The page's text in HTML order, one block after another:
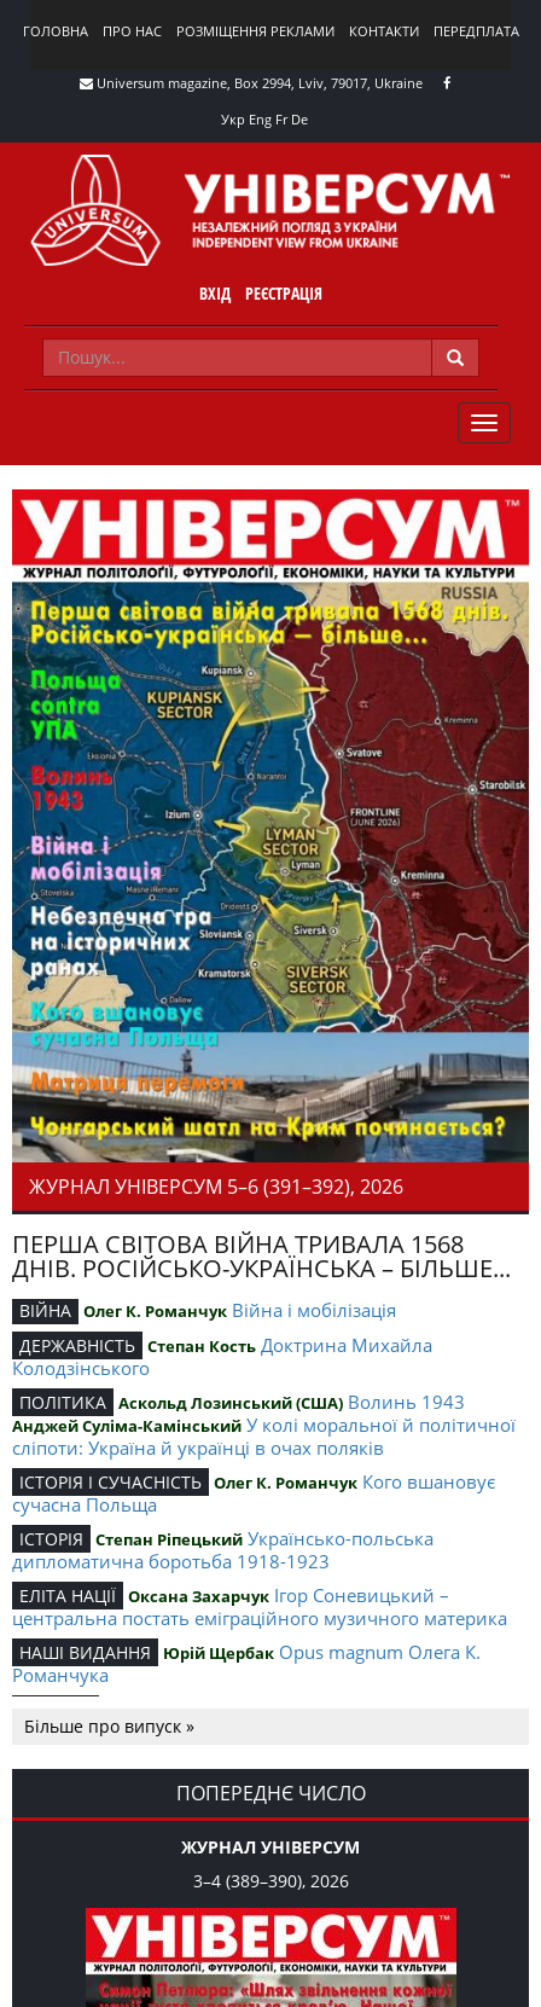
ГОЛОВНА ПРО НАС РОЗМІЩЕННЯ РЕКЛАМИ КОНТАКТИ ПЕРЕДПЛАТА
Universum magazine, Box 2994, Lviv, 79017, Ukraine
Укр Eng Fr De
ВХІД РЕЄСТРАЦІЯ
TOGGLE
ЖУРНАЛ УНІВЕРСУМ 5–6 (391–392), 2026
ПЕРША СВІТОВА ВІЙНА ТРИВАЛА 1568
ДНІВ. РОСІЙСЬКО-УКРАЇНСЬКА – БІЛЬШЕ...
ВІЙНА Олег К. Романчук Війна і мобілізація
ДЕРЖАВНІСТЬ Степан Кость Доктрина Михайла
Колодзінського
ПОЛІТИКА Аскольд Лозинський (США) Волинь 1943
Анджей Суліма-Камінський У колі моральної й політичної
сліпоти: Україна й українці в очах поляків
ІСТОРІЯ І СУЧАСНІСТЬ Олег К. Романчук Кого вшановує
сучасна Польща
ІСТОРІЯ Степан Ріпецький Українсько-польська
дипломатична боротьба 1918-1923
ЕЛІТА НАЦІЇ Оксана Захарчук Ігор Соневицький –
центральна постать еміграційного музичного материка
НАШІ ВИДАННЯ Юрій Щербак Opus magnum Олега К.
Романчука
Романчука
СЛОВО РЕДАКЦІЙНЕ Олег К. Романчук Журавель і синиця
як уособлення української політстратегії й тактики
Більше про випуск »
ПОПЕРЕДНЄ ЧИСЛО
ЖУРНАЛ УНІВЕРСУМ
3–4 (389–390), 2026